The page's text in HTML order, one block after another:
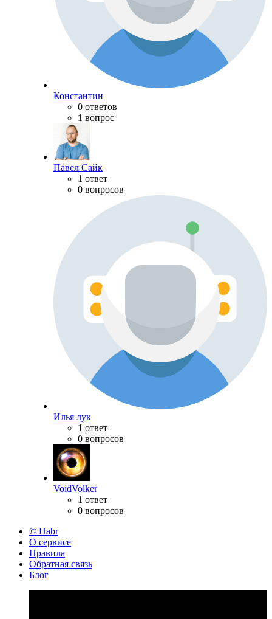
Константин
0 ответов
1 вопрос
Павел Сайк
1 ответ
0 вопросов
Илья лук
1 ответ
0 вопросов
VoidVolker
1 ответ
0 вопросов
© Habr
О сервисе
Правила
Обратная связь
Блог